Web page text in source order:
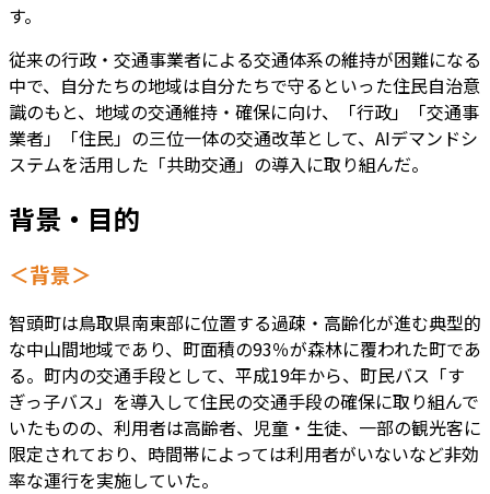
す。
従来の行政・交通事業者による交通体系の維持が困難になる
中で、自分たちの地域は自分たちで守るといった住民自治意
識のもと、地域の交通維持・確保に向け、「行政」「交通事
業者」「住民」の三位一体の交通改革として、AIデマンドシ
ステムを活用した「共助交通」の導入に取り組んだ。
背景・目的
＜背景＞
智頭町は鳥取県南東部に位置する過疎・高齢化が進む典型的
な中山間地域であり、町面積の93％が森林に覆われた町であ
る。町内の交通手段として、平成19年から、町民バス「す
ぎっ子バス」を導入して住民の交通手段の確保に取り組んで
いたものの、利用者は高齢者、児童・生徒、一部の観光客に
限定されており、時間帯によっては利用者がいないなど非効
率な運行を実施していた。